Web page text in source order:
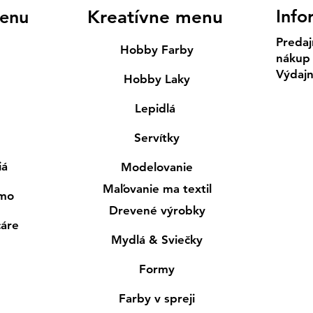
Kreatívne menu
Hobby Farby
Hobby Laky
Lepidlá
Servítky
Modelovanie
Maľovanie ma textil
Drevené výrobky
Mydlá & Sviečky
Formy
Farby v spreji
nákup